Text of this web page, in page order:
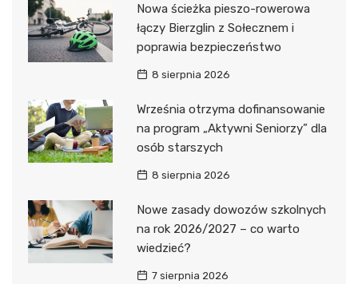
Nowa ścieżka pieszo-rowerowa
łączy Bierzglin z Sołecznem i
poprawia bezpieczeństwo
8 sierpnia 2026
Września otrzyma dofinansowanie
na program „Aktywni Seniorzy” dla
osób starszych
8 sierpnia 2026
Nowe zasady dowozów szkolnych
na rok 2026/2027 – co warto
wiedzieć?
7 sierpnia 2026